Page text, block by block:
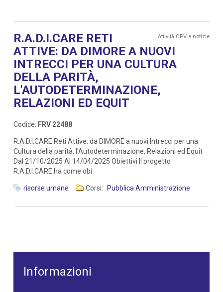
Attività CPV e notizie
R.A.D.I.CARE RETI
ATTIVE: DA DIMORE A NUOVI
INTRECCI PER UNA CULTURA
DELLA PARITÀ,
L'AUTODETERMINAZIONE,
RELAZIONI ED EQUIT
Codice: FRV 22488
R.A.D.I.CARE Reti Attive: da DIMORE a nuovi Intrecci per una
Cultura della parità, l'Autodeterminazione, Relazioni ed Equit
Dal 21/10/2025 Al 14/04/2025 Obiettivi Il progetto
R.A.D.I.CARE ha come obi
risorse umane Corsi: Pubblica Amministrazione
Informazioni